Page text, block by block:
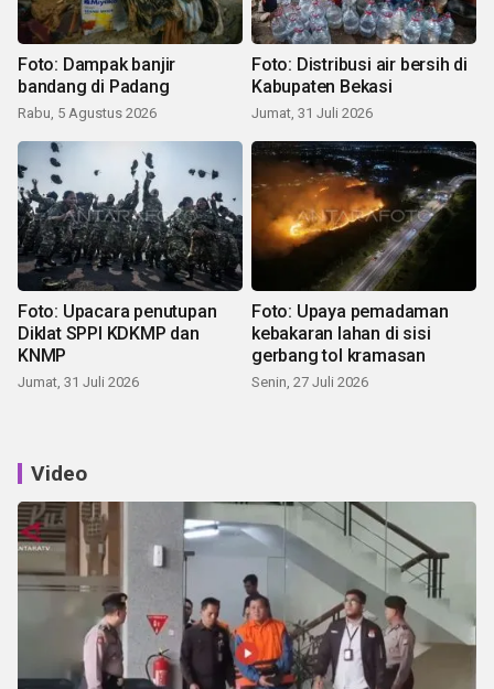
Foto: Dampak banjir
bandang di Padang
Rabu, 5 Agustus 2026
Foto: Distribusi air bersih di
Kabupaten Bekasi
Jumat, 31 Juli 2026
Foto: Upacara penutupan
Diklat SPPI KDKMP dan
KNMP
Jumat, 31 Juli 2026
Foto: Upaya pemadaman
kebakaran lahan di sisi
gerbang tol kramasan
Senin, 27 Juli 2026
Video